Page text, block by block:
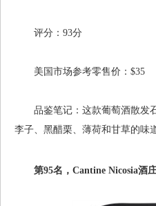
评分：93分
美国市场参考零售价：$35
品鉴笔记：这款葡萄酒散发石
李子、黑醋栗、薄荷和甘草的味
第95名，Cantine Nicosia酒庄